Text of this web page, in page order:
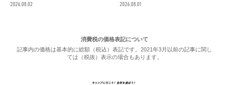
2026.08.02 2026.08.01
消費税の価格表記について
記事内の価格は基本的に総額（税込）表記です。2021年3月以前の記事に関し
ては（税抜）表示の場合もあります。